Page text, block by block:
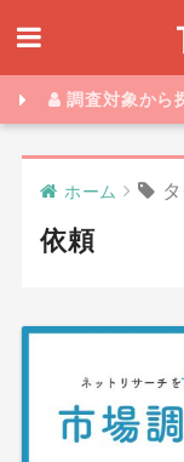
調査対象から
ホーム
依頼